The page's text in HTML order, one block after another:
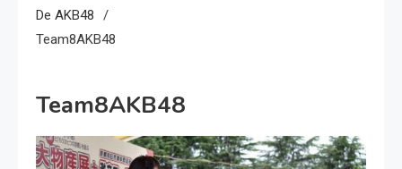
De AKB48
Team8AKB48
Team8AKB48